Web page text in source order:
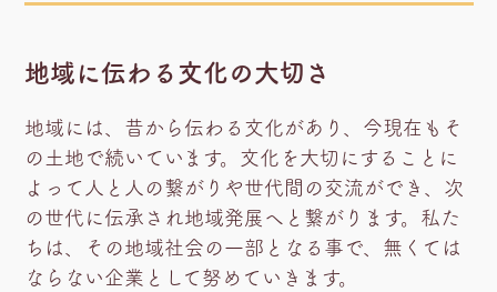
地域に伝わる文化の大切さ
地域には、昔から伝わる文化があり、今現在もそ
の土地で続いています。文化を大切にすることに
よって人と人の繋がりや世代間の交流ができ、次
の世代に伝承され地域発展へと繋がります。私た
ちは、その地域社会の一部となる事で、無くては
ならない企業として努めていきます。